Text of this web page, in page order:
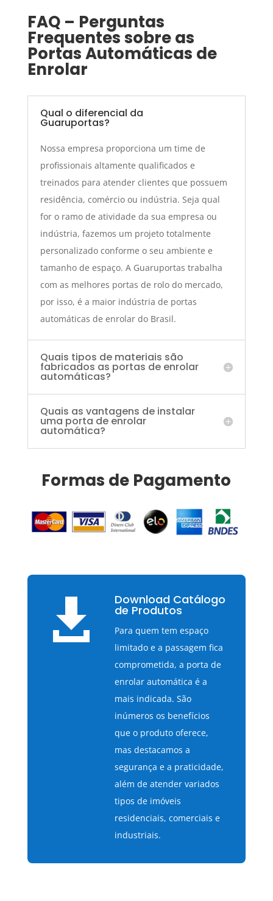
FAQ – Perguntas
Frequentes sobre as
Portas Automáticas de
Enrolar
Qual o diferencial da
Guaruportas?
Nossa empresa proporciona um time de
profissionais altamente qualificados e
treinados para atender clientes que possuem
residência, comércio ou indústria. Seja qual
for o ramo de atividade da sua empresa ou
indústria, fazemos um projeto totalmente
personalizado conforme o seu ambiente e
tamanho de espaço. A Guaruportas trabalha
com as melhores portas de rolo do mercado,
por isso, é a maior indústria de portas
automáticas de enrolar do Brasil.
Quais tipos de materiais são
fabricados as portas de enrolar
automáticas?
Quais as vantagens de instalar
uma porta de enrolar
automática?
Formas de Pagamento
 Download Catálogo
de Produtos
Para quem tem espaço
limitado e a passagem fica
comprometida, a porta de
enrolar automática é a
mais indicada. São
inúmeros os benefícios
que o produto oferece,
mas destacamos a
segurança e a praticidade,
além de atender variados
tipos de imóveis
residenciais, comerciais e
industriais.